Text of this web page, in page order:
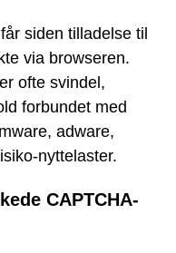
siden tilladelse til
via browseren.
ofte svindel,
forbundet med
adware,
nyttelaster.
CAPTCHA-